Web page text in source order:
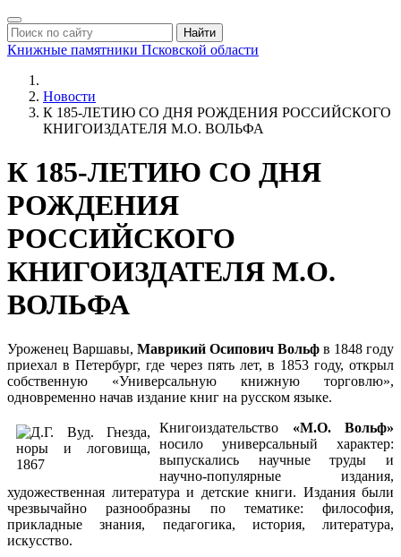
Найти
Книжные памятники Псковской области
Новости
К 185-ЛЕТИЮ СО ДНЯ РОЖДЕНИЯ РОССИЙСКОГО
КНИГОИЗДАТЕЛЯ М.О. ВОЛЬФА
К 185-ЛЕТИЮ СО ДНЯ
РОЖДЕНИЯ
РОССИЙСКОГО
КНИГОИЗДАТЕЛЯ М.О.
ВОЛЬФА
Уроженец Варшавы, Маврикий Осипович Вольф в 1848 году
приехал в Петербург, где через пять лет, в 1853 году, открыл
собственную «Универсальную книжную торговлю»,
одновременно начав издание книг на русском языке.
Книгоиздательство «М.О. Вольф»
носило универсальный характер:
выпускались научные труды и
научно-популярные издания,
художественная литература и детские книги. Издания были
чрезвычайно разнообразны по тематике: философия,
прикладные знания, педагогика, история, литература,
искусство.